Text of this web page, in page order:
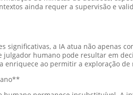
ainda requer a supervisão e
significativas, a IA atua não apenas
humano pode resultar em
enriquece ao permitir a exploração